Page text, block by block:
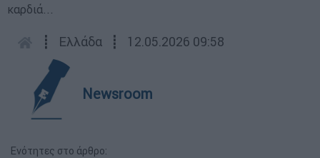
καρδιά...
┋ Ελλάδα ┋ 12.05.2026 09:58
Newsroom
Ενότητες στο άρθρο: